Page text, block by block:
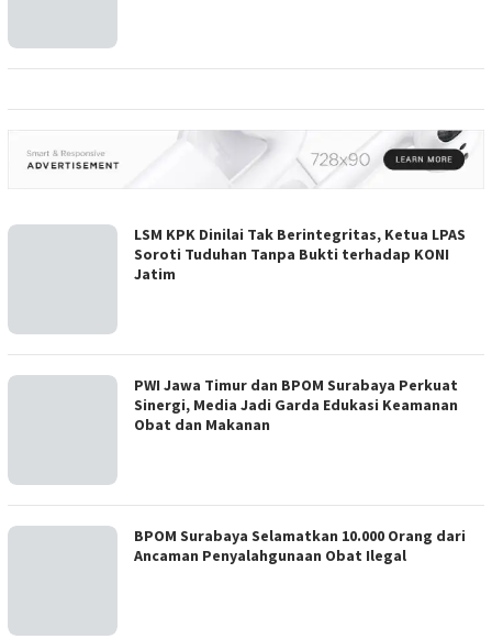
LSM KPK Dinilai Tak Berintegritas, Ketua LPAS
Soroti Tuduhan Tanpa Bukti terhadap KONI
Jatim
PWI Jawa Timur dan BPOM Surabaya Perkuat
Sinergi, Media Jadi Garda Edukasi Keamanan
Obat dan Makanan
BPOM Surabaya Selamatkan 10.000 Orang dari
Ancaman Penyalahgunaan Obat Ilegal